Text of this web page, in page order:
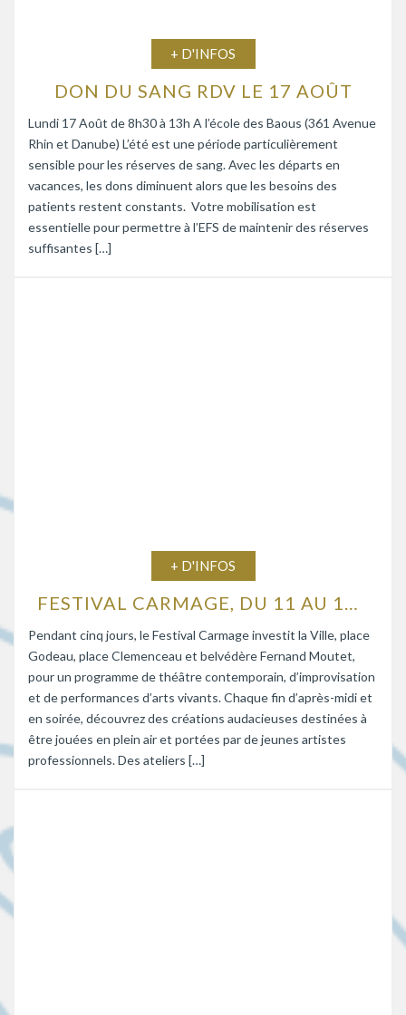
+ D'INFOS
DON DU SANG RDV LE 17 AOÛT
Lundi 17 Août de 8h30 à 13h A l’école des Baous (361 Avenue
Rhin et Danube) L’été est une période particulièrement
sensible pour les réserves de sang. Avec les départs en
vacances, les dons diminuent alors que les besoins des
patients restent constants. Votre mobilisation est
essentielle pour permettre à l’EFS de maintenir des réserves
suffisantes […]
+ D'INFOS
FESTIVAL CARMAGE, DU 11 AU 15 AOÛT 2026
Pendant cinq jours, le Festival Carmage investit la Ville, place
Godeau, place Clemenceau et belvédère Fernand Moutet,
pour un programme de théâtre contemporain, d’improvisation
et de performances d’arts vivants. Chaque fin d’après-midi et
en soirée, découvrez des créations audacieuses destinées à
être jouées en plein air et portées par de jeunes artistes
professionnels. Des ateliers […]